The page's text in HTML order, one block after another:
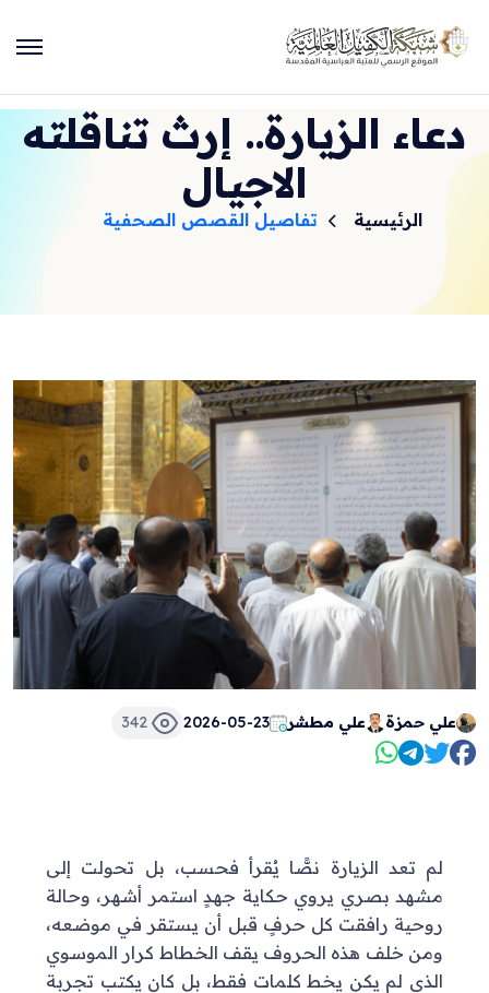
دعاء الزيارة.. إرث تناقلته
الاجيال
الرئيسية تفاصيل القصص الصحفية
علي حمزة علي مطشر 2026-05-23
342
لم تعد الزيارة نصًّا يُقرأ فحسب، بل تحولت إلى
مشهد بصري يروي حكاية جهدٍ استمر أشهر، وحالة
روحية رافقت كل حرفٍ قبل أن يستقر في موضعه،
ومن خلف هذه الحروف يقف الخطاط كرار الموسوي
الذي لم يكن يخط كلمات فقط، بل كان يكتب تجربة